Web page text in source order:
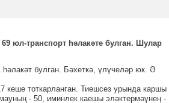
юл-транспорт һәлакәте булган. Шулар
һәлакәт булган. Бәхеткә, үлүчеләр юк. Ә
кеше тоткарланган. Тиешсез урында каршы
- 50, иминлек каешы эләктермәүнең -